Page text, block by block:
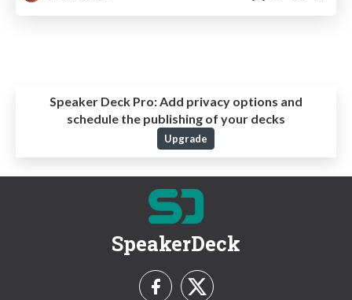
Speaker Deck Pro:Add privacy options and
schedule the publishing of your decks
Upgrade
SpeakerDeck